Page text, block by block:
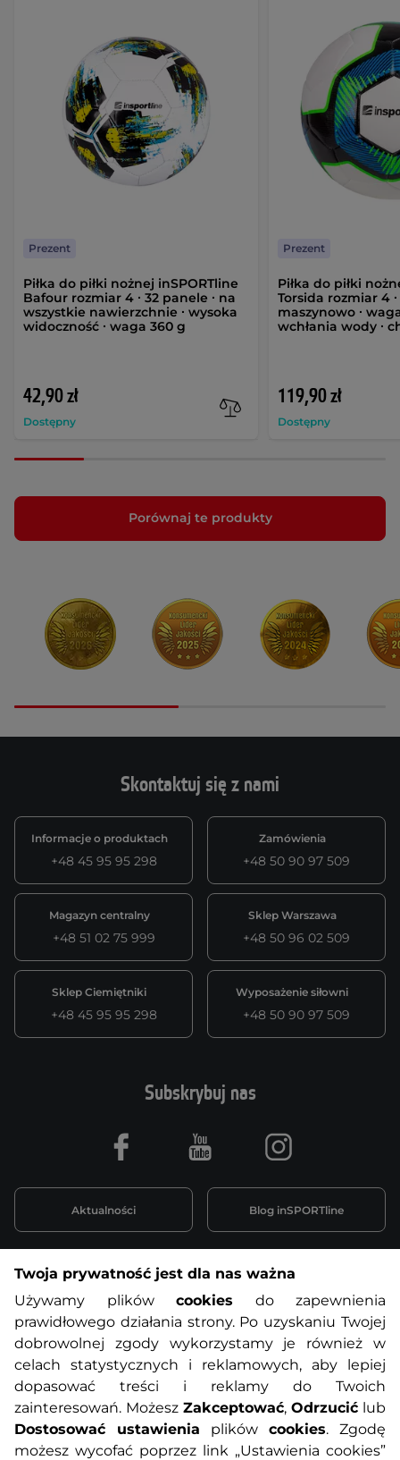
Piłka do piłki nożnej inSPORTline
Bafour rozmiar 4 ∙ 32 panele ∙ na
wszystkie nawierzchnie ∙ wysoka
widoczność ∙ waga 360 g
42,90 zł
Dostępny
Prezent
Piłka do piłki
Torsida rozmiar 4
maszynowo ∙
wchłania wody ∙
119,90 zł
Dostępny
Prezent
Porównaj te produkty
Skontaktuj się z nami
Informacje o produktach
+48 45 95 95 298
Zamówienia
+48 50 90 97 509
Magazyn centralny
+48 51 02 75 999
Sklep Warszawa
+48 50 96 02 509
Sklep Ciemiętniki
+48 45 95 95 298
Wyposażenie siłowni
+48 50 90 97 509
Informacje o zakupach
O nas Regulamin sklepu
Polityka prywatności Koszty przesyłek
Metody płatności Program lojalnościowy
Subskrybuj nas
Aktualności Blog inSPORTline
Facebook Youtube Instagram
Twoja prywatność jest dla nas ważna
Używamy plików cookies do zapewnienia
prawidłowego działania strony. Po uzyskaniu Twojej
dobrowolnej zgody wykorzystamy je również w
celach statystycznych i reklamowych, aby lepiej
dopasować treści i reklamy do Twoich
zainteresowań. Możesz Zakceptować, Odrzucić lub
Dostosować ustawienia plików cookies. Zgodę
możesz wycofać poprzez link „Ustawienia cookies”